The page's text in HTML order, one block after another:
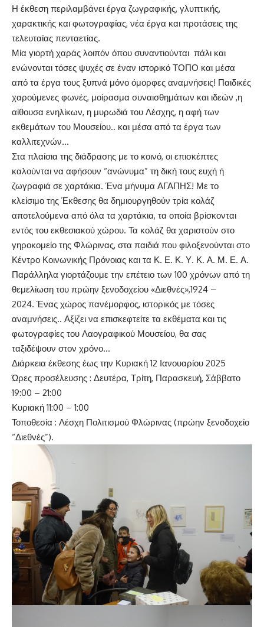
Η έκθεση περιλαμβάνει έργα ζωγραφικής, γλυπτικής,
χαρακτικής και φωτογραφίας, νέα έργα και προτάσεις της
τελευταίας πενταετίας.
Μία γιορτή χαράς λοιπόν όπου συναντιούνται πάλι και
ενώνονται τόσες ψυχές σε έναν ιστορικό ΤΟΠΟ και μέσα
από τα έργα τους ξυπνά μόνο όμορφες αναμνήσεις! Παιδικές
χαρούμενες φωνές, μοίρασμα συναισθημάτων και ιδεών ,η
αίθουσα ενηλίκων, η μυρωδιά του Λέσχης, η αφή των
εκθεμάτων του Μουσείου.. και μέσα από τα έργα των
καλλιτεχνών…
Στα πλαίσια της διάδρασης με το κοινό, οι επισκέπτες
καλούνται να αφήσουν “ανώνυμα” τη δική τους ευχή ή
ζωγραφιά σε χαρτάκια. Ένα μήνυμα ΑΓΑΠΗΣ! Με το
κλείσιμο της Έκθεσης θα δημιουργηθούν τρία κολάζ
αποτελούμενα από όλα τα χαρτάκια, τα οποία βρίσκονται
εντός του εκθεσιακού χώρου. Τα κολάζ θα χαριστούν στο
γηροκομείο της Φλώρινας, στα παιδιά που φιλοξενούνται στο
Κέντρο Κοινωνικής Πρόνοιας και τα Κ. Ε. Κ. Υ. Κ. Α. Μ. Ε. Α.
Παράλληλα γιορτάζουμε την επέτειο των 100 χρόνων από τη
θεμελίωση του πρώην ξενοδοχείου «Διεθνές»,1924 –
2024. Ένας χώρος πανέμορφος, ιστορικός με τόσες
αναμνήσεις.. Αξίζει να επισκεφτείτε τα εκθέματα και τις
φωτογραφίες του Λαογραφικού Μουσείου, θα σας
ταξιδέψουν στον χρόνο…
Διάρκεια έκθεσης έως την Κυριακή 12 Ιανουαρίου 2025
Ώρες προσέλευσης : Δευτέρα, Τρίτη, Παρασκευή, Σάββατο
19:00 – 21:00
Κυριακή 11:00 – 1:00
Τοποθεσία : Λέσχη Πολιτισμού Φλώρινας (πρώην ξενοδοχείο
“Διεθνές”).